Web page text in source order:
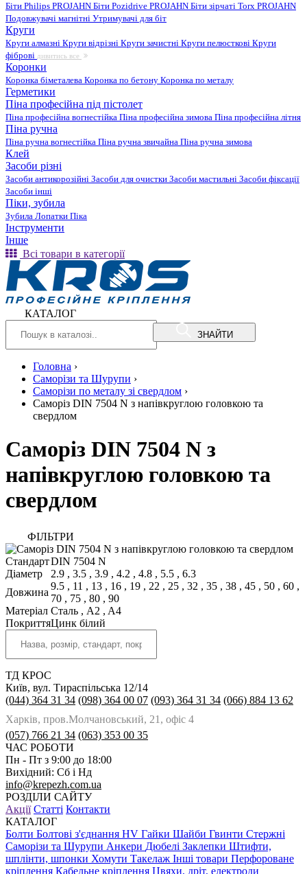
Біти Philips PROJAHN Біти Pozidrive PROJAHN Біти зірчаті Torx PROJAHN
Подовжувачі магнітні Утримувачі для біт
Круги
Круги алмазні Круги відрізні Круги зачистні Круги пелюсткові Круги
фіброві дивитись все
Коронки
Коронка біметалева Коронка по бетону Коронка по металу
Герметики
Піна професійна під пістолет
Піна професійна вогнестійка Піна професійна зимова Піна професійна літня
Піна ручна
Піна ручна вогнестійка Піна ручна звичайна Піна ручна зимова
Клей
Засоби різні
Засоби антикорозійні Засоби для очистки Засоби мастильні Засоби фіксації
Засоби інші
Піки, зубила
Зубила Лопатки Піка
Інструменти
Інше
Всі товари в категорії
КАТАЛОГ
ЗНАЙТИ
Головна ›
Саморізи та Шурупи ›
Саморізи по металу зі свердлом ›
Саморіз DIN 7504 N з напівкруглою головкою та
свердлом
Саморіз DIN 7504 N з
напівкруглою головкою та
свердлом
ФIЛЬТРИ
СтандартDIN 7504 N
Діаметр
2.9 , 3.5 , 3.9 , 4.2 , 4.8 , 5.5 , 6.3
Довжина
9.5 , 11 , 13 , 16 , 19 , 22 , 25 , 32 , 35 , 38 , 45 , 50 , 60 ,
70 , 75 , 80 , 90
Матеріал Сталь , A2 , A4
ПокриттяЦинк білий
ТД КРОС
Київ, вул. Тираспільська 12/14
(044) 364 31 34 (098) 364 00 07 (093) 364 31 34 (066) 884 13 62
Харків, пров.Молчановський, 21, офіс 4
(057) 766 21 34 (063) 353 00 35
ЧАС РОБОТИ
Пн - Пт з 9:00 до 18:00
Вихідний: Сб і Нд
info@krepezh.com.ua
РОЗДІЛИ САЙТУ
Акції Статті Контакти
КАТАЛОГ
Болти Болтові з'єднання HV Гайки Шайби Гвинти Стержні
Саморізи та Шурупи Анкери Дюбелі Заклепки Штифти,
шплінти, шпонки Хомути Такелаж Інші товари Перфороване
кріплення Кабельне кріплення Цвяхи, дріт, електроди